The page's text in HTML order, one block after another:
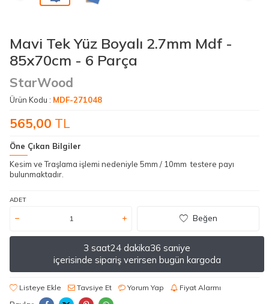
Mavi Tek Yüz Boyalı 2.7mm Mdf -
85x70cm - 6 Parça
StarWood
Ürün Kodu : MDF-271048
565,00 TL
Öne Çıkan Bilgiler
Kesim ve Traşlama işlemi nedeniyle 5mm / 10mm testere payı
bulunmaktadır.
ADET
Beğen
3 saat24 dakika36 saniye
içerisinde sipariş verirsen bugün kargoda
Listeye Ekle Tavsiye Et Yorum Yap Fiyat Alarmı